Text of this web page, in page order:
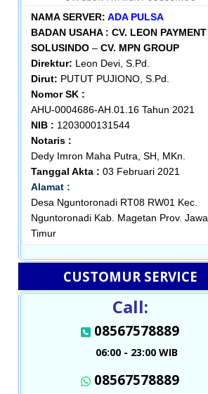
NAMA SERVER: ADA PULSA
BADAN USAHA : CV. LEON PAYMENT
SOLUSINDO– CV. MPN GROUP
Direktur: Leon Devi, S.Pd.
Dirut: PUTUT PUJIONO, S.Pd.
Nomor SK :
AHU-0004686-AH.01.16 Tahun 2021
NIB : 1203000131544
Notaris :
Dedy Imron Maha Putra, SH, MKn.
Tanggal Akta : 03 Februari 2021
Alamat :
Desa Nguntoronadi RT08 RW01 Kec.
Nguntoronadi Kab. Magetan Prov. Jawa
Timur
CUSTOMUR SERVICE
Call:
08567578889
06:00 - 23:00 WIB
08567578889